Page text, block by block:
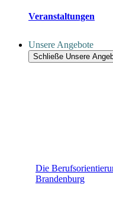
Veranstaltungen
Unsere Angebote
Schließe Unsere
Die
Brandenburg